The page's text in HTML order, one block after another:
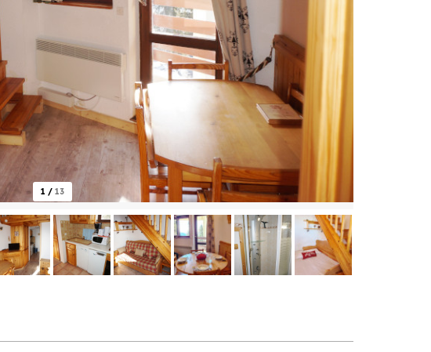
1 / 13